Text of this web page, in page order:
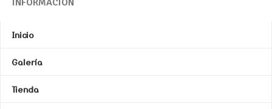
INFORMACIÓN
Inicio
Galería
Tienda